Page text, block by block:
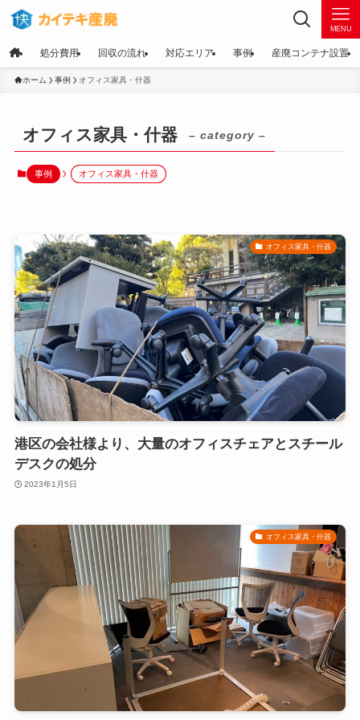
MENU
処分費用 回収の流れ 対応エリア 事例 産廃コンテナ設置
ホーム 事例 オフィス家具・什器
オフィス家具・什器 – category –
事例 オフィス家具・什器
オフィス家具・什器
港区の会社様より、大量のオフィスチェアとスチール
デスクの処分
2023年1月5日
オフィス家具・什器